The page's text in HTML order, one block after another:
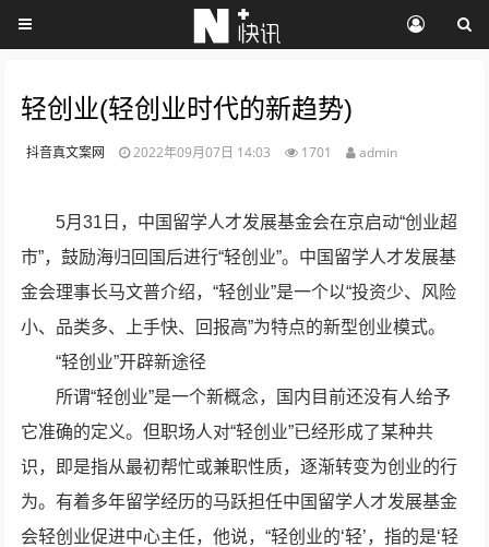
轻创业(轻创业时代的新趋势)
抖音真文案网 2022年09月07日 14:03 1701 admin
5月31日，中国留学人才发展基金会在京启动“创业超
市”，鼓励海归回国后进行“轻创业”。中国留学人才发展基
金会理事长马文普介绍，“轻创业”是一个以“投资少、风险
小、品类多、上手快、回报高”为特点的新型创业模式。
“轻创业”开辟新途径
所谓“轻创业”是一个新概念，国内目前还没有人给予
它准确的定义。但职场人对“轻创业”已经形成了某种共
识，即是指从最初帮忙或兼职性质，逐渐转变为创业的行
为。有着多年留学经历的马跃担任中国留学人才发展基金
会轻创业促进中心主任，他说，“轻创业的‘轻’，指的是‘轻